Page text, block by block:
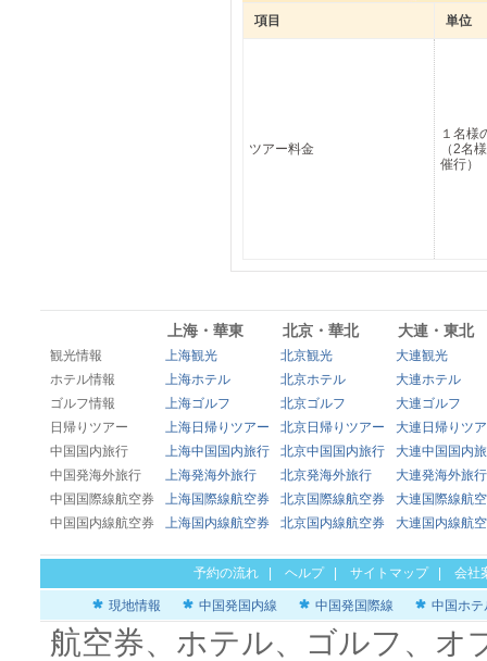
項目 単位
ツアー料金
１名様
（2名
催行）
上海・華東 北京・華北 大連・東北
観光情報 上海観光 北京観光
大連観光
ホテル情報
上海ホテル 北京ホテル
大連ホテル
ゴルフ情報
上海ゴルフ 北京ゴルフ
大連ゴルフ
日帰りツアー
上海日帰りツアー 北京日帰りツアー
大連日帰りツ
中国国内旅行
上海中国国内旅行 北京中国国内旅行
大連中国国内
中国発海外旅行
上海発海外旅行 北京発海外旅行
大連発海外旅行
中国国際線航空券
上海国際線航空券 北京国際線航空券
大連国際線航
中国国内線航空券
上海国内線航空券 北京国内線航空券 大連国内線航
予約の流れ ヘルプ| サイトマップ| 会社
現地情報 中国発国内線 中国発国際線 中国ホテ
航空券、ホテル、ゴルフ、オ